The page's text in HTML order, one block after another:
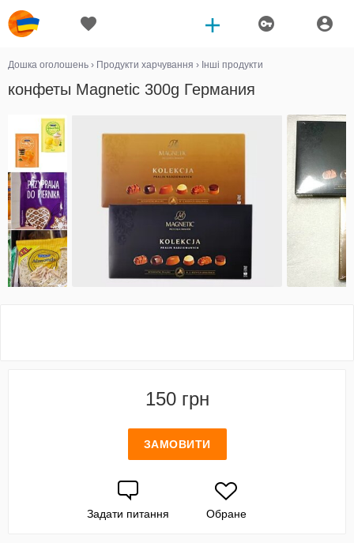
Дошка оголошень › Продукти харчування › Інші продукти
конфеты Magnetic 300g Германия
150 грн
ЗАМОВИТИ
Задати питання Обране